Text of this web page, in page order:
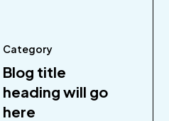
Category
Blog title
heading will go
here